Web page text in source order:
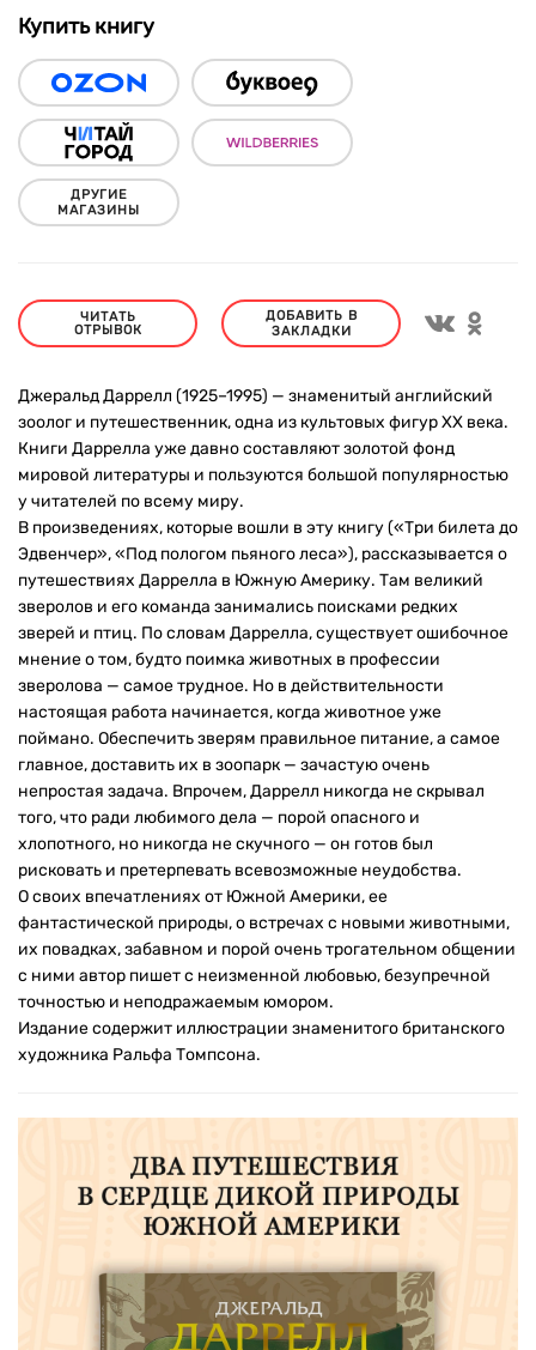
Купить книгу
ДРУГИЕ
МАГАЗИНЫ
ЧИТАТЬ
ОТРЫВОК
ДОБАВИТЬ В
ЗАКЛАДКИ
Джеральд Даррелл (1925–1995) — знаменитый английский
зоолог и путешественник, одна из культовых фигур ХХ века.
Книги Даррелла уже давно составляют золотой фонд
мировой литературы и пользуются большой популярностью
у читателей по всему миру.
В произведениях, которые вошли в эту книгу («Три билета до
Эдвенчер», «Под пологом пьяного леса»), рассказывается о
путешествиях Даррелла в Южную Америку. Там великий
зверолов и его команда занимались поисками редких
зверей и птиц. По словам Даррелла, существует ошибочное
мнение о том, будто поимка животных в профессии
зверолова — самое трудное. Но в действительности
настоящая работа начинается, когда животное уже
поймано. Обеспечить зверям правильное питание, а самое
главное, доставить их в зоопарк — зачастую очень
непростая задача. Впрочем, Даррелл никогда не скрывал
того, что ради любимого дела — порой опасного и
хлопотного, но никогда не скучного — он готов был
рисковать и претерпевать всевозможные неудобства.
О своих впечатлениях от Южной Америки, ее
фантастической природы, о встречах с новыми животными,
их повадках, забавном и порой очень трогательном общении
с ними автор пишет с неизменной любовью, безупречной
точностью и неподражаемым юмором.
Издание содержит иллюстрации знаменитого британского
художника Ральфа Томпсона.